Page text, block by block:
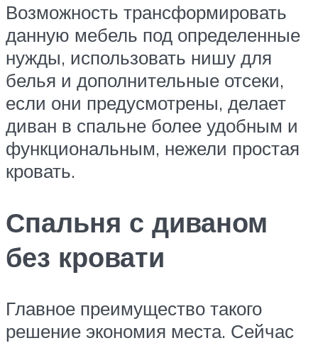
Возможность трансформировать
данную мебель под определенные
нужды, использовать нишу для
белья и дополнительные отсеки,
если они предусмотрены, делает
диван в спальне более удобным и
функциональным, нежели простая
кровать.
Спальня с диваном
без кровати
Главное преимущество такого
решение экономия места. Сейчас